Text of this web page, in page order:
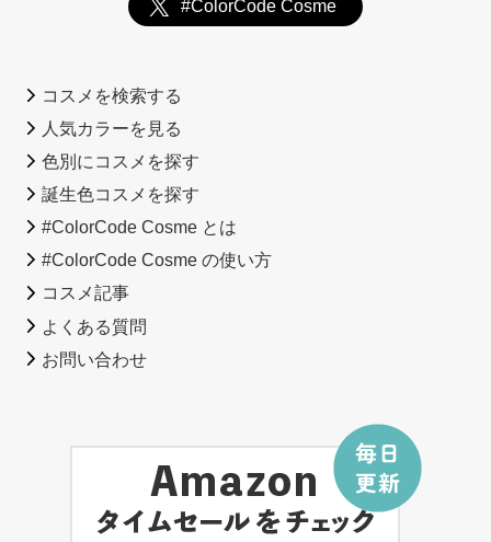
#ColorCode Cosme
コスメを検索する
人気カラーを見る
色別にコスメを探す
誕生色コスメを探す
#ColorCode Cosme とは
#ColorCode Cosme の使い方
コスメ記事
よくある質問
お問い合わせ